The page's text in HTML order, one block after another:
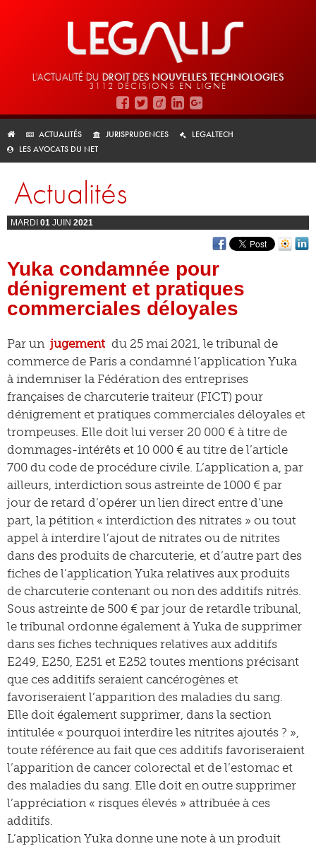
L'ACTUALITÉ DU DROIT DES NOUVELLES TECHNOLOGIES
3112 DÉCISIONS EN LIGNE
ACTUALITÉS JURISPRUDENCES
LEGALTECH
LES AVOCATS DU NET
Actualités
MARDI 01 JUIN 2021
Yuka condamnée pour
dénigrement et pratiques
commerciales déloyales
Par un jugement du 25 mai 2021, le tribunal de
commerce de Paris a condamné l’application Yuka
à indemniser la Fédération des entreprises
françaises de charcuterie traiteur (FICT) pour
dénigrement et pratiques commerciales déloyales et
trompeuses. Elle doit lui verser 20 000 € à titre de
dommages-intérêts et 10 000 € au titre de l’article
700 du code de procédure civile. L’application a, par
ailleurs, interdiction sous astreinte de 1000 € par
jour de retard d’opérer un lien direct entre d’une
part, la pétition « interdiction des nitrates » ou tout
appel à interdire l’ajout de nitrates ou de nitrites
dans des produits de charcuterie, et d’autre part des
fiches de l’application Yuka relatives aux produits
de charcuterie contenant ou non des additifs nitrés.
Sous astreinte de 500 € par jour de retardle tribunal,
le tribunal ordonne également à Yuka de supprimer
dans ses fiches techniques relatives aux additifs
E249, E250, E251 et E252 toutes mentions précisant
que ces additifs seraient cancérogènes et
favoriseraient l’apparition des maladies du sang.
Elle doit également supprimer, dans la section
intitulée « pourquoi interdire les nitrites ajoutés ? »,
toute référence au fait que ces additifs favoriseraient
l’apparition de cancer colorectal et de l’estomac et
des maladies du sang. Elle doit en outre supprimer
l’appréciation « risques élevés » attribuée à ces
additifs.
L’application Yuka donne une note à un produit